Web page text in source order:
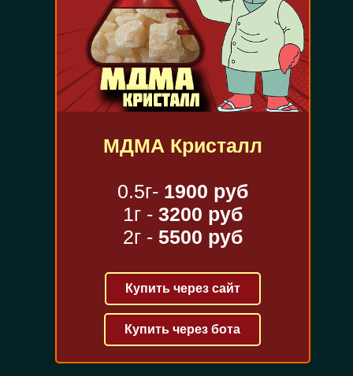
МДМА Кристалл
0.5г- 1900 руб
1г - 3200 руб
2г - 5500 руб
Купить через сайт
Купить через бота